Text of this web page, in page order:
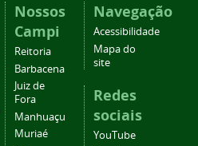
Nossos
Campi
Reitoria
Barbacena
Juiz de
Fora
Manhuaçu
Muriaé
Navegação
Acessibilidade
Mapa do
site
Redes
sociais
YouTube